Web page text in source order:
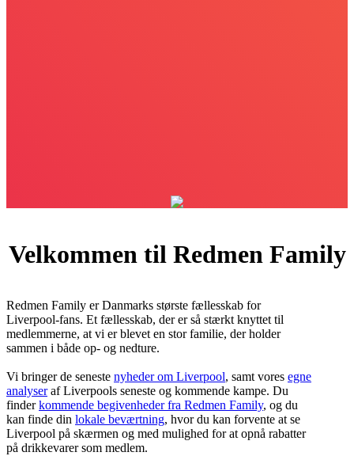
Velkommen til Redmen Family
Redmen Family er Danmarks største fællesskab for
Liverpool-fans. Et fællesskab, der er så stærkt knyttet til
medlemmerne, at vi er blevet en stor familie, der holder
sammen i både op- og nedture.
Vi bringer de seneste nyheder om Liverpool, samt vores egne
analyseraf Liverpools seneste og kommende kampe. Du
finderkommende begivenheder fra Redmen Family, og du
kan finde din lokale beværtning, hvor du kan forvente at se
Liverpool på skærmen og med mulighed for at opnå rabatter
på drikkevarer som medlem.